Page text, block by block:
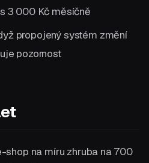
3 000 Kč měsíčně
propojený systém změní
pozornost
shop na míru zhruba na 700